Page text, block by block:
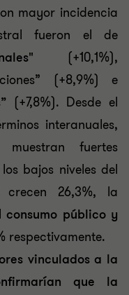
mayor incidencia
fueron el de
(+10,1%),
(+8,9%) e
(+7,8%). Desde el
interanuales,
fuertes
bajos niveles del
crecen 26,3%, la
consumo público y
respectivamente.
vinculados a la
que la